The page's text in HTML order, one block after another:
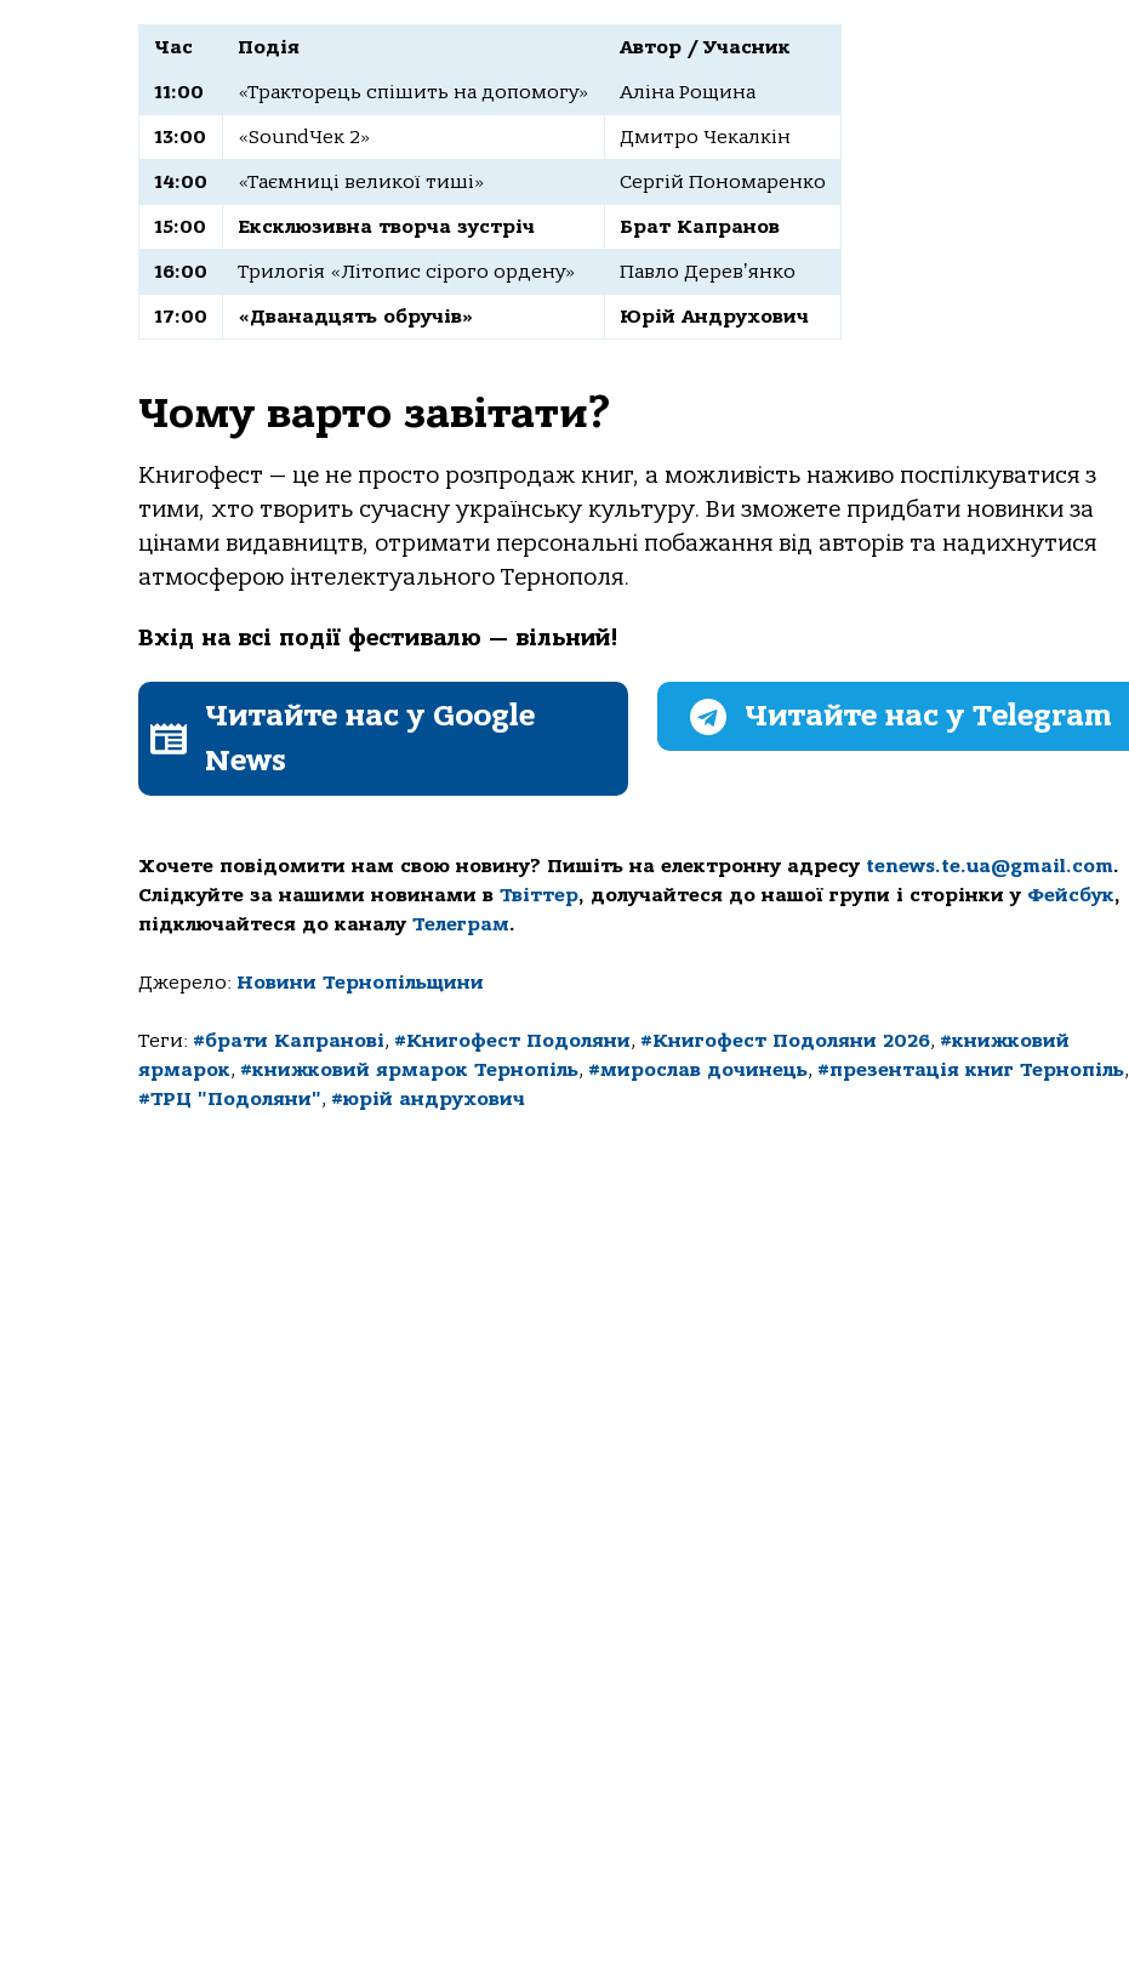
Час Подія Автор / Учасник
11:00 «Тракторець спішить на допомогу» Аліна Рощина
13:00 «SoundЧек 2» Дмитро Чекалкін
14:00 «Таємниці великої тиші» Сергій Пономаренко
15:00 Ексклюзивна творча зустріч Брат Капранов
16:00 Трилогія «Літопис сірого ордену» Павло Деревʼянко
17:00 «Дванадцять обручів» Юрій Андрухович
Чому варто завітати?
Книгофест — це не просто розпродаж книг, а можливість наживо поспілкуватися з
тими, хто творить сучасну українську культуру. Ви зможете придбати новинки за
цінами видавництв, отримати персональні побажання від авторів та надихнутися
атмосферою інтелектуального Тернополя.
Вхід на всі події фестивалю — вільний!
Читайте нас у Google
News
Читайте нас у Telegram
Хочете повідомити нам свою новину? Пишіть на електронну адресу tenews.te.ua@gmail.com.
Слідкуйте за нашими новинами в Твіттер, долучайтеся до нашої групи і сторінки у Фейсбук,
підключайтеся до каналу Телеграм.
Джерело: Новини Тернопільщини
Теги: #брати Капранові, #Книгофест Подоляни, #Книгофест Подоляни 2026, #книжковий
ярмарок, #книжковий ярмарок Тернопіль, #мирослав дочинець, #презентація книг Тернопіль,
#ТРЦ "Подоляни", #юрій андрухович